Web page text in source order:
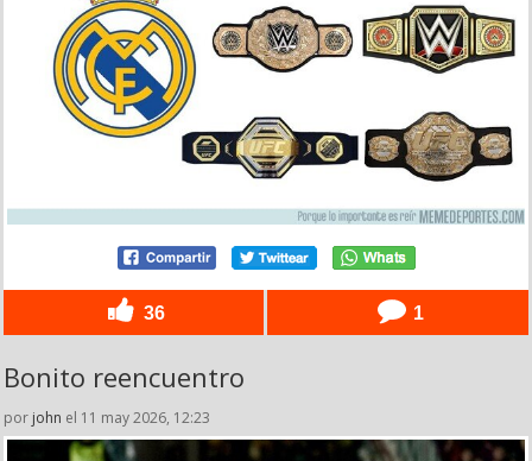
36 1
Bonito reencuentro
por john el 11 may 2026, 12:23